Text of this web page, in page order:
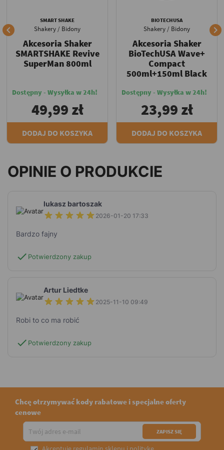

SMART SHAKE
Shakery / Bidony
Akcesoria Shaker
SMARTSHAKE Revive
SuperMan 800ml
Dostępny - Wysyłka w 24h!
49,99 zł
DODAJ DO KOSZYKA
BIOTECHUSA
Shakery / Bidony
Akcesoria Shaker
BioTechUSA Wave+
Compact
500ml+150ml Black
Dostępny - Wysyłka w 24h!
23,99 zł
DODAJ DO KOSZYKA

OPINIE O PRODUKCIE
lukasz bartoszak
2026-01-20 17:33
Bardzo fajny
check Potwierdzony zakup
Artur Liedtke
2025-11-10 09:49
Robi to co ma robić
check Potwierdzony zakup
Chcę otrzymywać kody rabatowe i specjalne oferty
cenowe